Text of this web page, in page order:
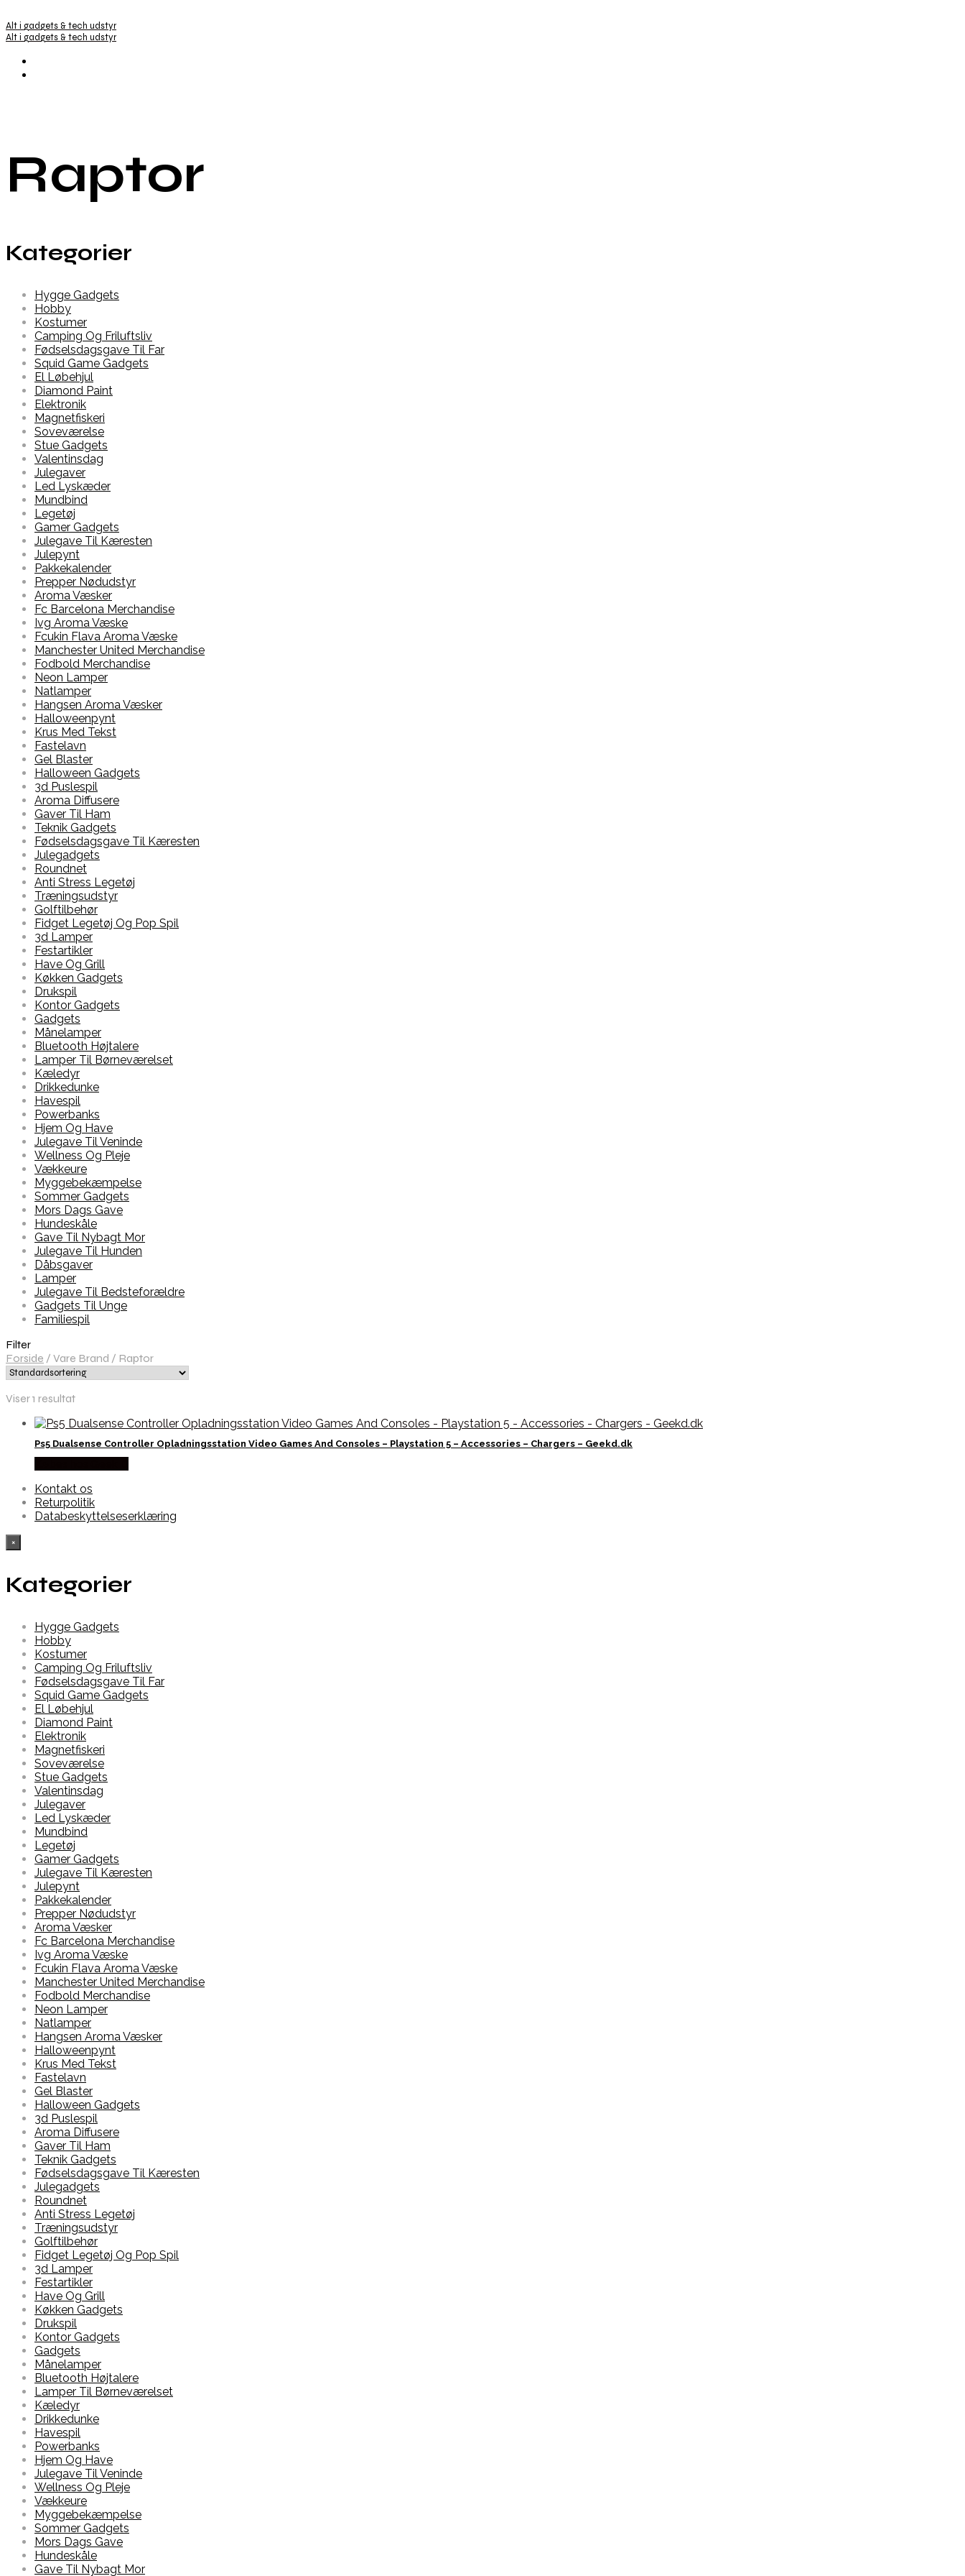
Alt i gadgets & tech udstyr
Alt i gadgets & tech udstyr
Raptor
Kategorier
Hygge Gadgets
Hobby
Kostumer
Camping Og Friluftsliv
Fødselsdagsgave Til Far
Squid Game Gadgets
El Løbehjul
Diamond Paint
Elektronik
Magnetfiskeri
Soveværelse
Stue Gadgets
Valentinsdag
Julegaver
Led Lyskæder
Mundbind
Legetøj
Gamer Gadgets
Julegave Til Kæresten
Julepynt
Pakkekalender
Prepper Nødudstyr
Aroma Væsker
Fc Barcelona Merchandise
Ivg Aroma Væske
Fcukin Flava Aroma Væske
Manchester United Merchandise
Fodbold Merchandise
Neon Lamper
Natlamper
Hangsen Aroma Væsker
Halloweenpynt
Krus Med Tekst
Fastelavn
Gel Blaster
Halloween Gadgets
3d Puslespil
Aroma Diffusere
Gaver Til Ham
Teknik Gadgets
Fødselsdagsgave Til Kæresten
Julegadgets
Roundnet
Anti Stress Legetøj
Træningsudstyr
Golftilbehør
Fidget Legetøj Og Pop Spil
3d Lamper
Festartikler
Have Og Grill
Køkken Gadgets
Drukspil
Kontor Gadgets
Gadgets
Månelamper
Bluetooth Højtalere
Lamper Til Børneværelset
Kæledyr
Drikkedunke
Havespil
Powerbanks
Hjem Og Have
Julegave Til Veninde
Wellness Og Pleje
Vækkeure
Myggebekæmpelse
Sommer Gadgets
Mors Dags Gave
Hundeskåle
Gave Til Nybagt Mor
Julegave Til Hunden
Dåbsgaver
Lamper
Julegave Til Bedsteforældre
Gadgets Til Unge
Familiespil
Filter
Forside / Vare Brand / Raptor
Viser 1 resultat
Ps5 Dualsense Controller Opladningsstation Video Games And Consoles – Playstation 5 – Accessories – Chargers – Geekd.dk
Kontakt os
Returpolitik
Databeskyttelseserklæring
×
Kategorier
Hygge Gadgets
Hobby
Kostumer
Camping Og Friluftsliv
Fødselsdagsgave Til Far
Squid Game Gadgets
El Løbehjul
Diamond Paint
Elektronik
Magnetfiskeri
Soveværelse
Stue Gadgets
Valentinsdag
Julegaver
Led Lyskæder
Mundbind
Legetøj
Gamer Gadgets
Julegave Til Kæresten
Julepynt
Pakkekalender
Prepper Nødudstyr
Aroma Væsker
Fc Barcelona Merchandise
Ivg Aroma Væske
Fcukin Flava Aroma Væske
Manchester United Merchandise
Fodbold Merchandise
Neon Lamper
Natlamper
Hangsen Aroma Væsker
Halloweenpynt
Krus Med Tekst
Fastelavn
Gel Blaster
Halloween Gadgets
3d Puslespil
Aroma Diffusere
Gaver Til Ham
Teknik Gadgets
Fødselsdagsgave Til Kæresten
Julegadgets
Roundnet
Anti Stress Legetøj
Træningsudstyr
Golftilbehør
Fidget Legetøj Og Pop Spil
3d Lamper
Festartikler
Have Og Grill
Køkken Gadgets
Drukspil
Kontor Gadgets
Gadgets
Månelamper
Bluetooth Højtalere
Lamper Til Børneværelset
Kæledyr
Drikkedunke
Havespil
Powerbanks
Hjem Og Have
Julegave Til Veninde
Wellness Og Pleje
Vækkeure
Myggebekæmpelse
Sommer Gadgets
Mors Dags Gave
Hundeskåle
Gave Til Nybagt Mor